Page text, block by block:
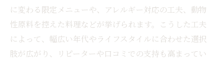
に変わる限定メニューや、アレルギー対応の工夫、動物
性原料を控えた料理などが挙げられます。こうした工夫
によって、幅広い年代やライフスタイルに合わせた選択
肢が広がり、リピーターや口コミでの支持も高まってい